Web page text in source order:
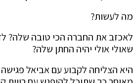
מה לעשות?
לאכזב את החברה הכי טובה שלה?
שאולי אולי יהיה החתן שלה?
היא הצליחה לקבוע עם אביאל